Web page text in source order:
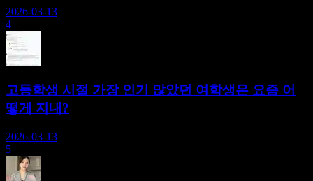
2026-03-13
4
고등학생 시절 가장 인기 많았던 여학생은 요즘 어
떻게 지내?
2026-03-13
5